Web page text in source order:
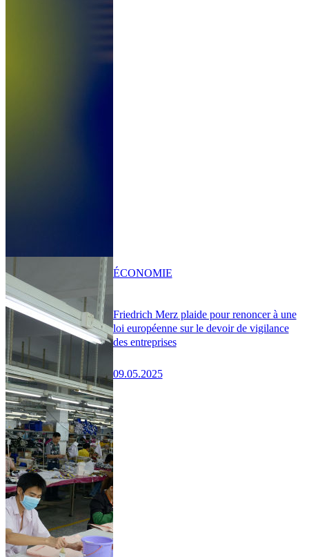
Friedrich Merz plaide pour renoncer à une
loi européenne sur le devoir de vigilance
des entreprises
09.05.2025
ÉCONOMIE